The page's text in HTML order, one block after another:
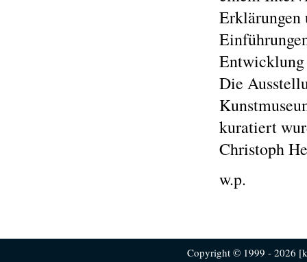
Erklärungen
Entwicklung
Die
kuratiert
Christoph
w.p.
Copyright © 1999 - 2026